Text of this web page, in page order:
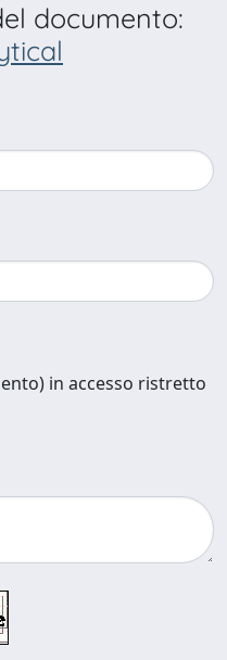
documento:
in accesso ristretto